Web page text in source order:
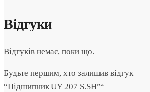
Відгуки
Відгуків немає, поки що.
Будьте першим, хто залишив відгук
“Підшипник UY 207 S.SH”“